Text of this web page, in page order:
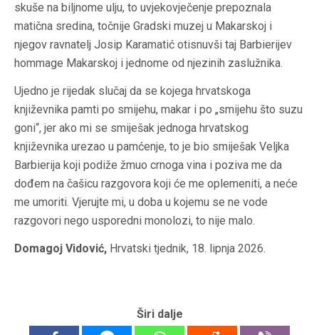
skuše na biljnome ulju, to uvjekovječenje prepoznala
matična sredina, točnije Gradski muzej u Makarskoj i
njegov ravnatelj Josip Karamatić otisnuvši taj Barbierijev
hommage Makarskoj i jednome od njezinih zaslužnika.
Ujedno je rijedak slučaj da se kojega hrvatskoga
književnika pamti po smijehu, makar i po „smijehu što suzu
goni“, jer ako mi se smiješak jednoga hrvatskog
književnika urezao u pamćenje, to je bio smiješak Veljka
Barbierija koji podiže žmuo crnoga vina i poziva me da
dođem na čašicu razgovora koji će me oplemeniti, a neće
me umoriti. Vjerujte mi, u doba u kojemu se ne vode
razgovori nego usporedni monolozi, to nije malo.
Domagoj Vidović, Hrvatski tjednik, 18. lipnja 2026.
Širi dalje